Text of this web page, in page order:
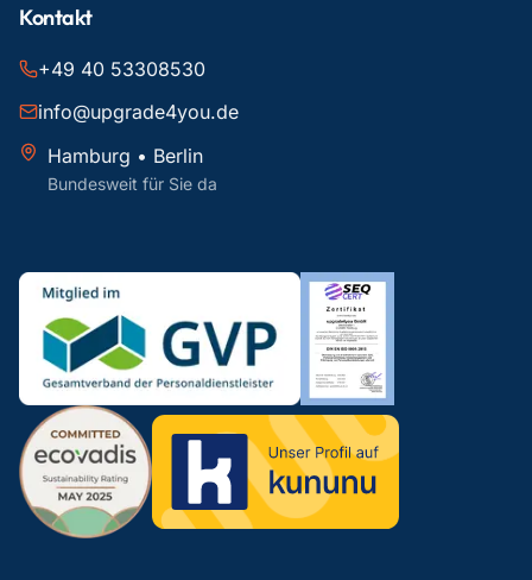
Kontakt
+49 40 53308530
info@upgrade4you.de
Hamburg • Berlin
Bundesweit für Sie da